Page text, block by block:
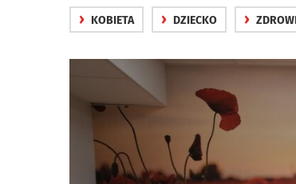
› KOBIETA › DZIECKO ›